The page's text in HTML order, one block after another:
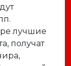
лучшие
получат